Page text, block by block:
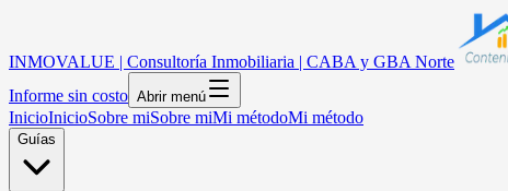
INMOVALUE | Consultoría Inmobiliaria | CABA y GBA Norte
Informe sin costo Abrir menú
InicioInicioSobre miSobre miMi métodoMi método
Guías